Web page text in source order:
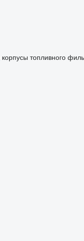
корпусы топливного